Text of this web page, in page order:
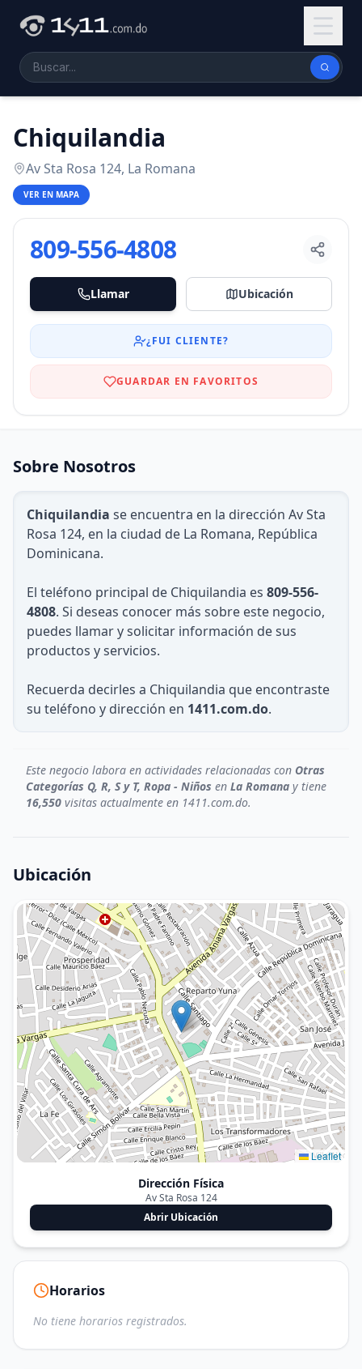
Chiquilandia
Av Sta Rosa 124, La Romana
VER EN MAPA
809-556-4808
Llamar Ubicación
¿FUI CLIENTE?
GUARDAR EN FAVORITOS
Sobre Nosotros
Chiquilandia se encuentra en la dirección Av Sta
Rosa 124, en la ciudad de La Romana, República
Dominicana.
El teléfono principal de Chiquilandia es 809-556-
4808. Si deseas conocer más sobre este negocio,
puedes llamar y solicitar información de sus
productos y servicios.
Recuerda decirles a Chiquilandia que encontraste
su teléfono y dirección en 1411.com.do.
Este negocio labora en actividades relacionadas con Otras
Categorías Q, R, S y T, Ropa - Niños en La Romana y tiene
16,550 visitas actualmente en 1411.com.do.
Ubicación
Leaflet
Dirección Física
Av Sta Rosa 124
Abrir Ubicación
Horarios
No tiene horarios registrados.